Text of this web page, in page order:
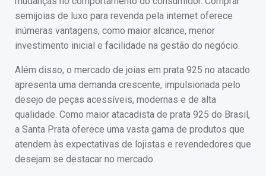
semijoias de luxo para revenda pela internet oferece
inúmeras vantagens, como maior alcance, menor
investimento inicial e facilidade na gestão do negócio.
Além disso, o mercado de joias em prata 925 no atacado
apresenta uma demanda crescente, impulsionada pelo
desejo de peças acessíveis, modernas e de alta
qualidade. Como maior atacadista de prata 925 do Brasil,
a Santa Prata oferece uma vasta gama de produtos que
atendem às expectativas de lojistas e revendedores que
desejam se destacar no mercado.